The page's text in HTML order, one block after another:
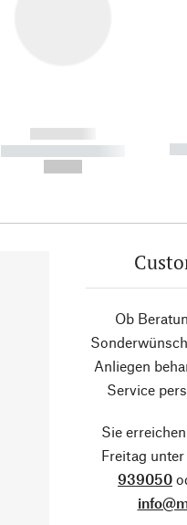
------------
----------- -----------
Ob
Anliegen
Service
Sie
Freitag
939050